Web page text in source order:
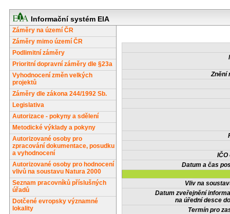
Informační systém EIA
Záměry na území ČR
Záměry mimo území ČR
Podlimitní záměry
Prioritní dopravní záměry dle §23a
Vyhodnocení změn velkých
projektů
Záměry dle zákona 244/1992 Sb.
Legislativa
Autorizace - pokyny a sdělení
Metodické výklady a pokyny
Autorizované osoby pro
zpracování dokumentace, posudku
a vyhodnocení
Autorizované osoby pro hodnocení
vlivů na soustavu Natura 2000
Seznam pracovníků příslušných
úřadů
Dotčené evropsky významné
lokality
Znění
IČO
Datum a čas
Vliv na
Datum zveřejnění
na úřední desce
Termín pro